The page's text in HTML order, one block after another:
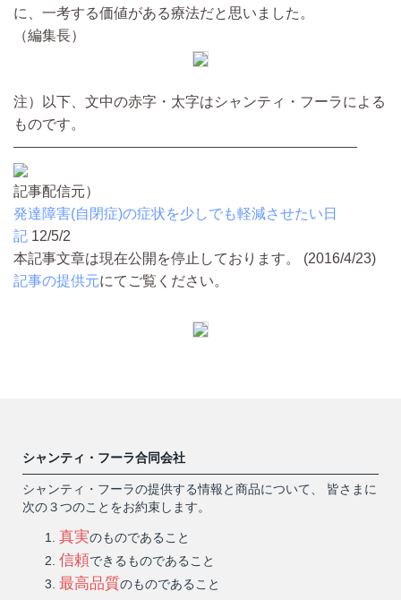
に、一考する価値がある療法だと思いました。
（編集長）
注）以下、文中の赤字・太字はシャンティ・フーラによる
ものです。
————————————————————————
記事配信元）
発達障害(自閉症)の症状を少しでも軽減させたい日
記 12/5/2
本記事文章は現在公開を停止しております。 (2016/4/23)
記事の提供元にてご覧ください。
シャンティ・フーラ合同会社
シャンティ・フーラの提供する情報と商品について、 皆さまに
次の３つのことをお約束します。
真実のものであること
信頼できるものであること
最高品質のものであること